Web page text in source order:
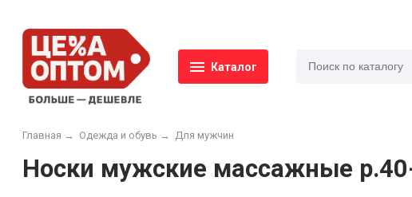
Каталог
Главная → Одежда и обувь → Для мужчин
Носки мужские массажные